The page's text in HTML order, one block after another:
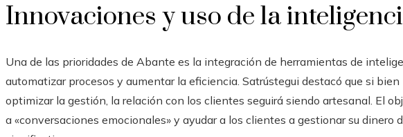
Innovaciones y uso de la
Una de las prioridades de Abante es la integración de herramientas de
automatizar procesos y aumentar la eficiencia. Satrústegui destacó que si
optimizar la gestión, la relación con los clientes seguirá siendo artesanal. El
a «conversaciones emocionales» y ayudar a los clientes a gestionar su dinero